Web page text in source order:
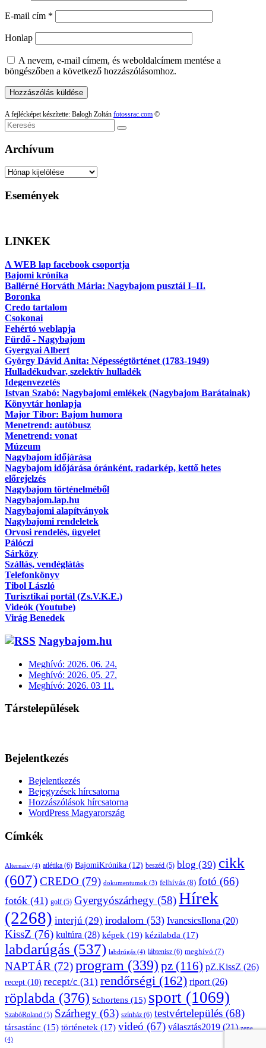
E-mail cím *
Honlap
A nevem, e-mail címem, és weboldalcímem mentése a
böngészőben a következő hozzászólásomhoz.
A fejlécképet készítette: Balogh Zoltán fotossrac.com ©
Keresés
Archívum
Archívum
Események
LINKEK
A WEB lap facebook csoportja
Bajomi krónika
Ballérné Horváth Mária: Nagybajom pusztái I–II.
Boronka
Credo tartalom
Csokonai
Fehértó weblapja
Fürdő - Nagybajom
Gyergyai Albert
György Dávid Anita: Népességtörténet (1783-1949)
Hulladékudvar, szelektív hulladék
Idegenvezetés
Istvan Szabó: Nagybajomi emlékek (Nagybajom Barátainak)
Könyvtár honlapja
Major Tibor: Bajom humora
Menetrend: autóbusz
Menetrend: vonat
Múzeum
Nagybajom időjárása
Nagybajom időjárása óránként, radarkép, kettő hetes
előrejelzés
Nagybajom történelméből
Nagybajom.lap.hu
Nagybajomi alapítványok
Nagybajomi rendeletek
Orvosi rendelés, ügyelet
Pálóczi
Sárközy
Szállás, vendéglátás
Telefonkönyv
Tibol László
Turisztikai portál (Zs.V.K.E.)
Videók (Youtube)
Virág Benedek
Nagybajom.hu
Meghívó: 2026. 06. 24.
Meghívó: 2026. 05. 27.
Meghívó: 2026. 03 11.
Társtelepülések
Bejelentkezés
Bejelentkezés
Bejegyzések hírcsatorna
Hozzászólások hírcsatorna
WordPress Magyarország
Címkék
Alternaiv (4) atlétika (6) BajomiKrónika (12) beszéd (5) blog (39) cikk
(607)CREDO (79) dokumentumok (3) felhívás (8) fotó (66)
fotók (41) golf (5) Gyergyószárhegy (58)Hírek
(2268) interjú (29) irodalom (53) IvancsicsIlona (20)
KissZ (76) kultúra (28) képek (19) kézilabda (17)
labdarúgás (537) labdrúgás (4) lábtenisz (6) meghívó (7)
NAPTÁR (72)program (339) pz (116) pZ.KissZ (26)
recept (10) recept/c (31) rendőrségi (162) riport(26)
röplabda (376) Schortens (15) sport (1069)
SzabóRoland (5) Szárhegy (63) színház (6) testvértelepülés (68)
társastánc (15) történetek (17) videó (67) választás2019 (21) zene
(4)